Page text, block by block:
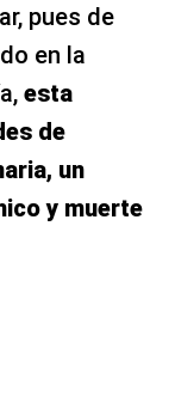
pues de
en la
esta
de
un
y muerte